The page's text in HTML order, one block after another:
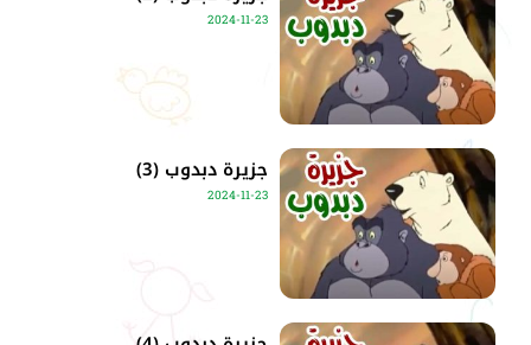
2024-11-23
جزيرة دبدوب (3)
2024-11-23